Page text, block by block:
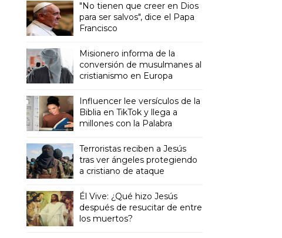
"No tienen que creer en Dios
para ser salvos", dice el Papa
Francisco
Misionero informa de la
conversión de musulmanes al
cristianismo en Europa
Influencer lee versículos de la
Biblia en TikTok y llega a
millones con la Palabra
Terroristas reciben a Jesús
tras ver ángeles protegiendo
a cristiano de ataque
Él Vive: ¿Qué hizo Jesús
después de resucitar de entre
los muertos?